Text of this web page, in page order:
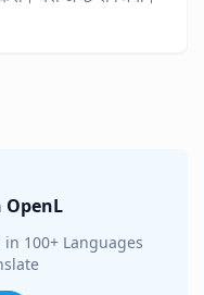
100+ Languages